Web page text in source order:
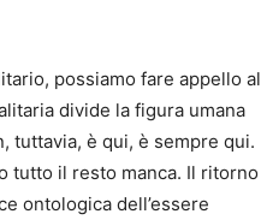
possiamo fare appello al
divide la figura umana
tuttavia, è qui, è sempre qui.
tutto il resto manca. Il ritorno
ontologica dell’essere